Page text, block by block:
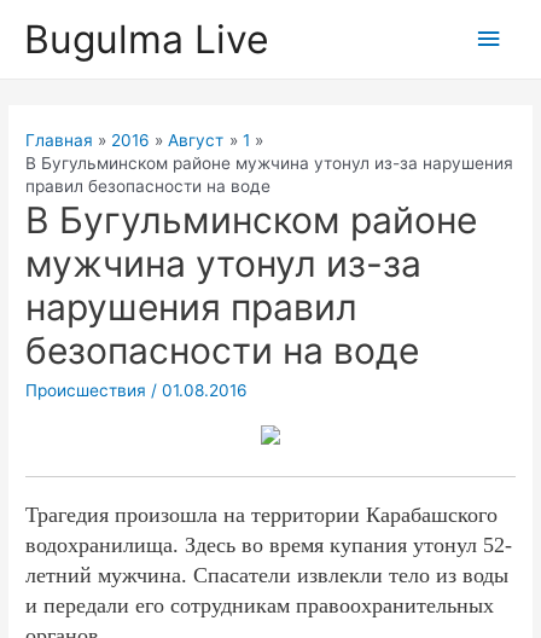
Bugulma Live
Главная 2016 Август
1
В Бугульминском районе мужчина утонул из-за нарушения
правил безопасности на воде
В Бугульминском районе
мужчина утонул из-за
нарушения правил
безопасности на воде
Происшествия /01.08.2016
Трагедия произошла на территории Карабашского
водохранилища. Здесь во время купания утонул 52-
летний мужчина. Спасатели извлекли тело из воды
и передали его сотрудникам правоохранительных